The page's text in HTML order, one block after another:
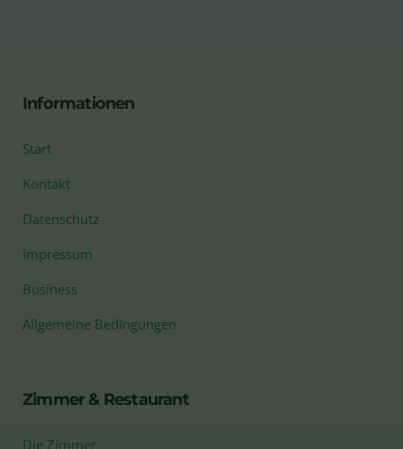
Informationen
Start
Kontakt
Datenschutz
Impressum
Business
Allgemeine Bedingungen
Zimmer & Restaurant
Die Zimmer